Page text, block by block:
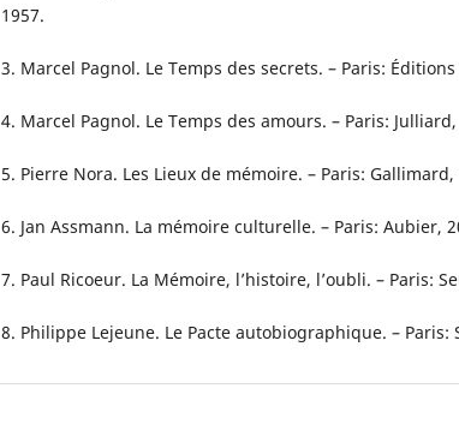
1957.
3. Marcel Pagnol. Le Temps des secrets. – Paris:
4. Marcel Pagnol. Le Temps des amours. – Paris: Julliard,
5. Pierre Nora. Les Lieux de mémoire. – Paris: Gallimard,
6. Jan Assmann. La mémoire culturelle. – Paris: Aubier,
7. Paul Ricoeur. La Mémoire, l’histoire, l’oubli. – Paris:
8. Philippe Lejeune. Le Pacte autobiographique. – Paris: